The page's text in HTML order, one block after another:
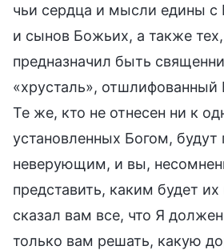
чьи сердца и мысли едины
и сынов Божьих, а также
предназначил быть
«хрусталь»,
Те же, кто не отнесен ни к
установленных Богом, будут
неверующим, и вы,
представить, каким будет их
сказал вам все, что Я
только вам решать, какую